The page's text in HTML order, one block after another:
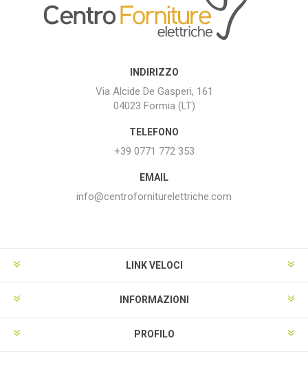
INDIRIZZO
Via Alcide De Gasperi, 161
04023 Formia (LT)
TELEFONO
+39 0771 772 353
EMAIL
info@centroforniturelettriche.com
LINK VELOCI
INFORMAZIONI
PROFILO